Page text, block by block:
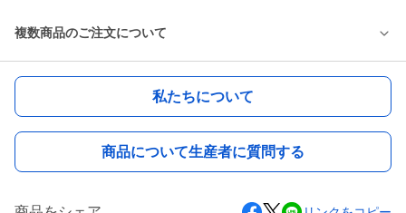
複数商品のご注文について
私たちについて
商品について生産者に質問する